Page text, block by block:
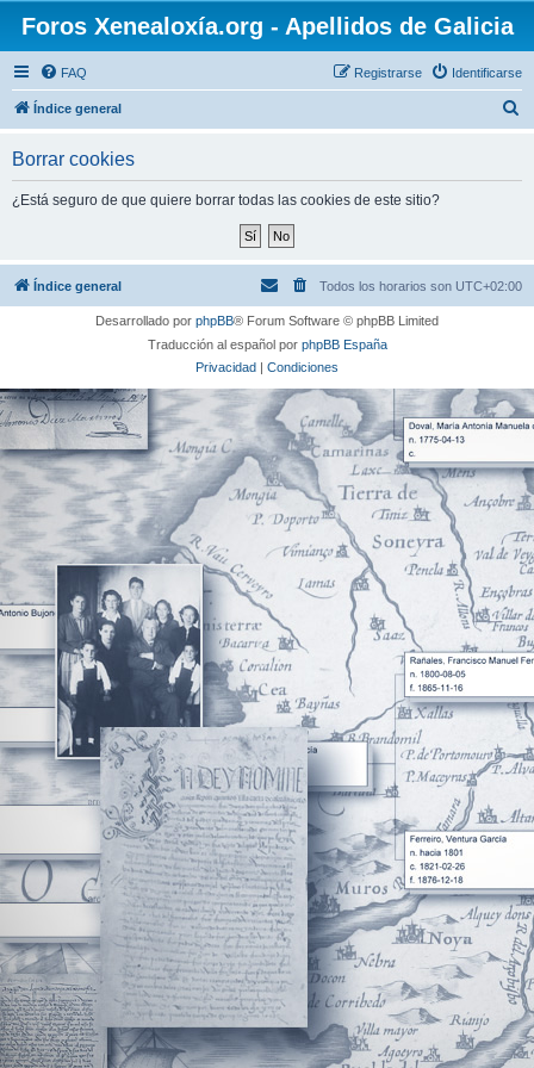
Foros Xenealoxía.org - Apellidos de Galicia
FAQ Identificarse
Registrarse
Índice general
Borrar cookies
¿Está seguro de que quiere borrar todas las cookies de este sitio?
Índice general Todos los horarios son UTC+02:00
Desarrollado por phpBB® Forum Software © phpBB Limited
Traducción al español por phpBB España
Privacidad | Condiciones